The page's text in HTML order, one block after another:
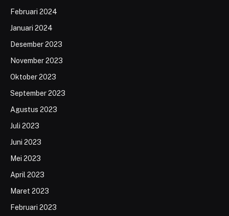
Februari 2024
Januari 2024
Desember 2023
November 2023
Oktober 2023
September 2023
Agustus 2023
Juli 2023
Juni 2023
Mei 2023
April 2023
Maret 2023
Februari 2023